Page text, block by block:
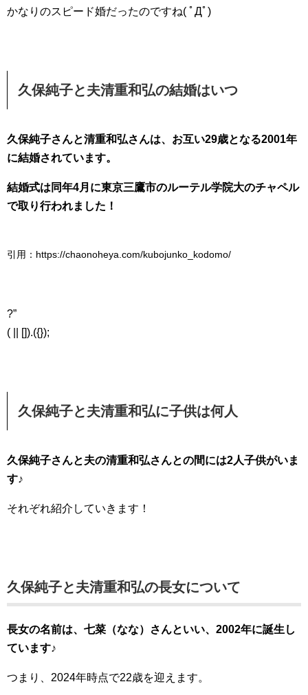
かなりのスピード婚だったのですね( ﾟДﾟ)
久保純子と夫清重和弘の結婚はいつ
久保純子さんと清重和弘さんは、お互い29歳となる2001年
に結婚されています。
結婚式は同年4月に東京三鷹市のルーテル学院大のチャペル
で取り行われました！
引用：https://chaonoheya.com/kubojunko_kodomo/
?”
( || []).({});
久保純子と夫清重和弘に子供は何人
久保純子さんと夫の清重和弘さんとの間には2人子供がいま
す♪
それぞれ紹介していきます！
久保純子と夫清重和弘の長女について
長女の名前は、七菜（なな）さんといい、2002年に誕生し
ています♪
つまり、2024年時点で22歳を迎えます。